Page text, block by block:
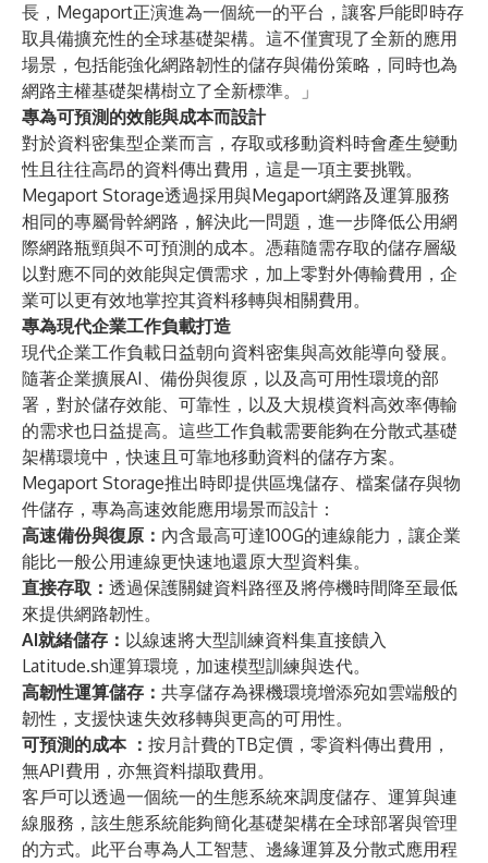
長，Megaport正演進為一個統一的平台，讓客戶能即時存
取具備擴充性的全球基礎架構。這不僅實現了全新的應用
場景，包括能強化網路韌性的儲存與備份策略，同時也為
網路主權基礎架構樹立了全新標準。」
專為可預測的效能與成本而設計
對於資料密集型企業而言，存取或移動資料時會產生變動
性且往往高昂的資料傳出費用，這是一項主要挑戰。
Megaport Storage透過採用與Megaport網路及運算服務
相同的專屬骨幹網路，解決此一問題，進一步降低公用網
際網路瓶頸與不可預測的成本。憑藉隨需存取的儲存層級
以對應不同的效能與定價需求，加上零對外傳輸費用，企
業可以更有效地掌控其資料移轉與相關費用。
專為現代企業工作負載打造
現代企業工作負載日益朝向資料密集與高效能導向發展。
隨著企業擴展AI、備份與復原，以及高可用性環境的部
署，對於儲存效能、可靠性，以及大規模資料高效率傳輸
的需求也日益提高。這些工作負載需要能夠在分散式基礎
架構環境中，快速且可靠地移動資料的儲存方案。
Megaport Storage推出時即提供區塊儲存、檔案儲存與物
件儲存，專為高速效能應用場景而設計：
高速備份與復原： 內含最高可達100G的連線能力，讓企業
能比一般公用連線更快速地還原大型資料集。
直接存取： 透過保護關鍵資料路徑及將停機時間降至最低
來提供網路韌性。
AI就緒儲存： 以線速將大型訓練資料集直接饋入
Latitude.sh運算環境，加速模型訓練與迭代。
高韌性運算儲存： 共享儲存為裸機環境增添宛如雲端般的
韌性，支援快速失效移轉與更高的可用性。
可預測的成本 ： 按月計費的TB定價，零資料傳出費用，
無API費用，亦無資料擷取費用。
客戶可以透過一個統一的生態系統來調度儲存、運算與連
線服務，該生態系統能夠簡化基礎架構在全球部署與管理
的方式。此平台專為人工智慧、邊緣運算及分散式應用程